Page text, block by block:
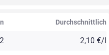
Durchschnittlich
2 2,10 €/l